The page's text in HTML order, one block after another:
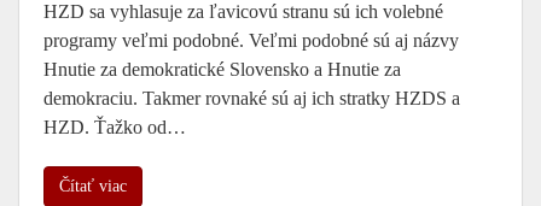
HZD sa vyhlasuje za ľavicovú stranu sú ich volebné
programy veľmi podobné. Veľmi podobné sú aj názvy
Hnutie za demokratické Slovensko a Hnutie za
demokraciu. Takmer rovnaké sú aj ich stratky HZDS a
HZD. Ťažko od…
Čítať viac